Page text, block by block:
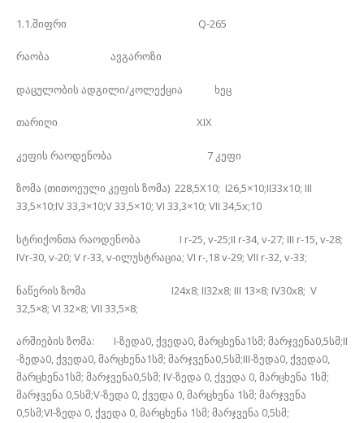
1.1.შიფრი Q-265
რაობა ავგაროზი
დაცულობის ადგილი/კოლექცია ხეც
თარიღი XIX
კეფის რაოდენობა 7 კეფი
ზომა (თითოეული კეფის ზომა) 228,5X10; I26,5×10;II33x10; III
33,5×10;IV 33,3×10;V 33,5×10; VI 33,3×10; VII 34,5x;10
სტრიქონთა რაოდენობა I r-25, v-25;II r-34, v-27; III r-15, v-28;
IVr-30, v-20; V r-33, v-ილუსტრაცია; VI r-,18 v-29; VII r-32, v-33;
ნაწერის ზომა I24x8; II32x8; III 13×8; IV30x8; V
32,5×8; VI 32×8; VII 33,5×8;
არშიების ზომა: I-ზედა0, ქვედა0, მარცხენა1სმ; მარჯვენა0,5სმ;II
-ზედა0, ქვედა0, მარცხენა1სმ; მარჯვენა0,5სმ;III-ზედა0, ქვედა0,
მარცხენა1სმ; მარჯვენა0,5სმ; IV-ზედა 0, ქვედა 0, მარცხენა 1სმ;
მარჯვენა 0,5სმ;V-ზედა 0, ქვედა 0, მარცხენა 1სმ; მარჯვენა
0,5სმ;VI-ზედა 0, ქვედა 0, მარცხენა 1სმ; მარჯვენა 0,5სმ;